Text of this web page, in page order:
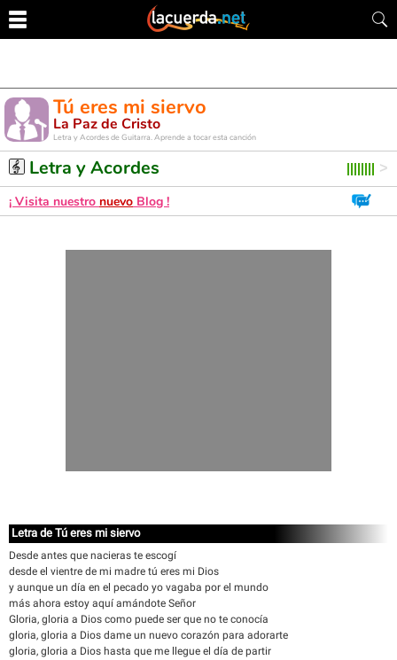
Tú eres mi siervo
La Paz de Cristo
Letra y Acordes de Guitarra. Aprende a tocar esta canción
Letra y Acordes
¡ Visita nuestro nuevo Blog !
Letra de Tú eres mi siervo
Desde antes que nacieras te escogí
desde el vientre de mi madre tú eres mi Dios
y aunque un día en el pecado yo vagaba por el mundo
más ahora estoy aquí amándote Señor
Gloria, gloria a Dios como puede ser que no te conocía
gloria, gloria a Dios dame un nuevo corazón para adorarte
gloria, gloria a Dios hasta que me llegue el día de partir